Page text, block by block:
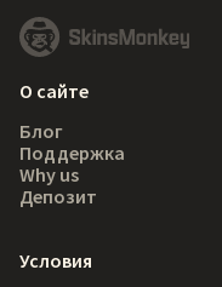
О сайте
Блог
Поддержка
Why us
Депозит
Условия